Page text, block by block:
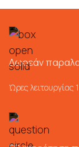
Δωρεάν
Ώρες λειτουργίας